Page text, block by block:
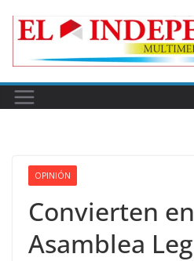
OPINIÓN
Convierten
Asamblea